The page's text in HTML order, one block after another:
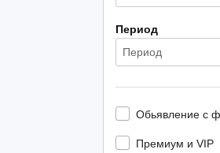
Период
Период
Обьявление с
Премиум и VIP